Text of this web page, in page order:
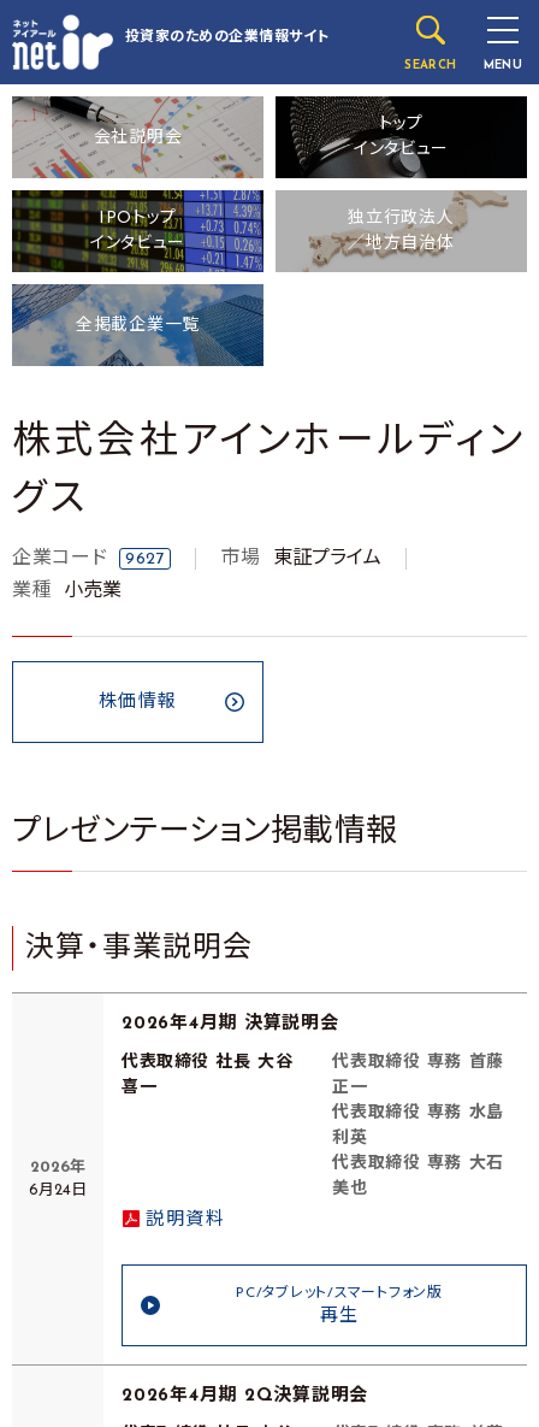
投資家のための企業情報サイト
SEARCH MENU
会社説明会
トップ
インタビュー
IPOトップ
インタビュー
独立行政法人
／地方自治体
全掲載企業一覧
株式会社アインホールディン
グス
企業コード 9627 市場
東証プライム
業種
小売業
株価情報
プレゼンテーション掲載情報
決算・事業説明会
2026年
6月24日
2026年4月期 決算説明会
代表取締役 社長 大谷
喜一
代表取締役 専務 首藤
正一
代表取締役 専務 水島
利英
代表取締役 専務 大石
美也
説明資料
PC/タブレット/スマートフォン版
再生
2026年4月期 2Q決算説明会